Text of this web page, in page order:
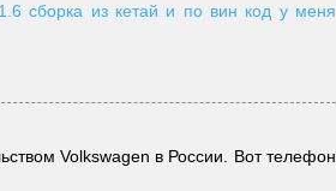
сборка из кетай и по вин код у меня
Volkswagen в России. Вот телефон